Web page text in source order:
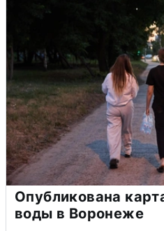
Опубликована
воды в Воронеже